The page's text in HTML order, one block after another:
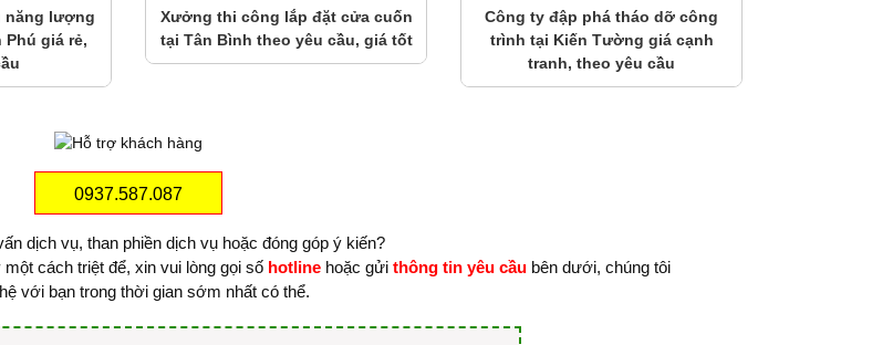
năng lượng
Phú giá rẻ,
Xưởng thi công lắp đặt cửa cuốn
tại Tân Bình theo yêu cầu, giá tốt
Công ty đập phá tháo dỡ công
trình tại Kiến Tường giá cạnh
tranh, theo yêu cầu
0937.587.087
dịch vụ, than phiền dịch vụ hoặc đóng góp ý kiến?
cách triệt để, xin vui lòng gọi số hotline hoặc gửi thông tin yêu cầu bên dưới, chúng tôi
với bạn trong thời gian sớm nhất có thể.